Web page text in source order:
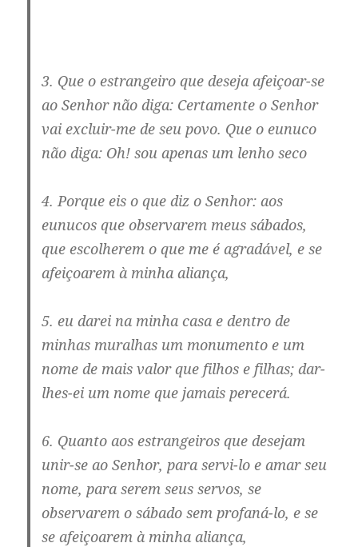
3. Que o estrangeiro que deseja afeiçoar-se
ao Senhor não diga: Certamente o Senhor
vai excluir-me de seu povo. Que o eunuco
não diga: Oh! sou apenas um lenho seco
4. Porque eis o que diz o Senhor: aos
eunucos que observarem meus sábados,
que escolherem o que me é agradável, e se
afeiçoarem à minha aliança,
5. eu darei na minha casa e dentro de
minhas muralhas um monumento e um
nome de mais valor que filhos e filhas; dar-
lhes-ei um nome que jamais perecerá.
6. Quanto aos estrangeiros que desejam
unir-se ao Senhor, para servi-lo e amar seu
nome, para serem seus servos, se
observarem o sábado sem profaná-lo, e se
se afeiçoarem à minha aliança,